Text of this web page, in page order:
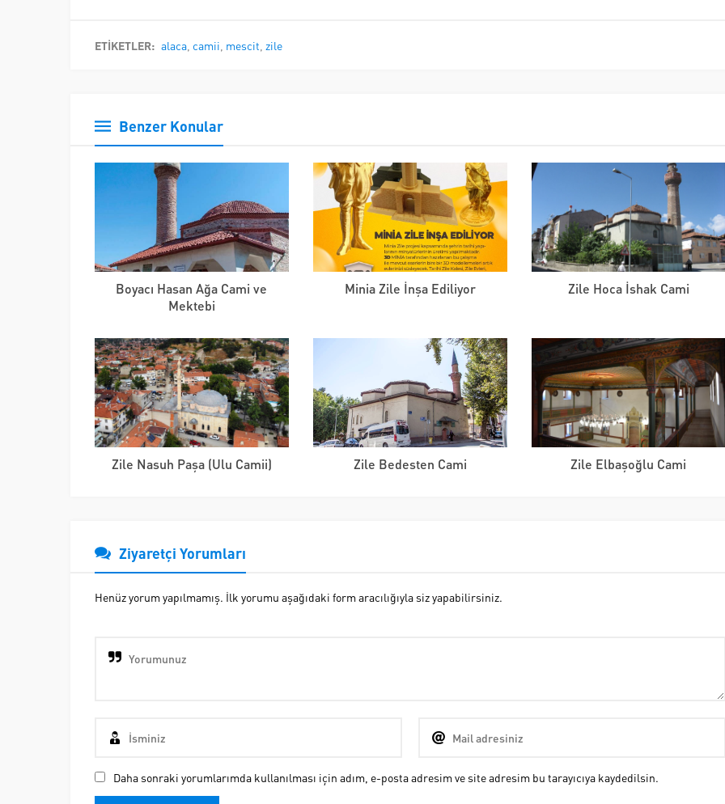
ETİKETLER: alaca camii mescit zile
Benzer Konular
Boyacı Hasan Ağa Cami ve
Mektebi
Minia Zile İnşa Ediliyor Zile Hoca İshak Cami
Zile Nasuh Paşa (Ulu Camii) Zile Bedesten Cami Zile Elbaşoğlu Cami
Ziyaretçi Yorumları
Henüz yorum yapılmamış. İlk yorumu aşağıdaki form aracılığıyla siz yapabilirsiniz.
Daha sonraki yorumlarımda kullanılması için adım, e-posta adresim ve site adresim bu tarayıcıya kaydedilsin.